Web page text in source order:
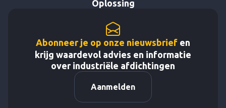
Oplossing
Abonneer je op onze nieuwsbrief en
krijg waardevol advies en informatie
over industriële afdichtingen
Aanmelden